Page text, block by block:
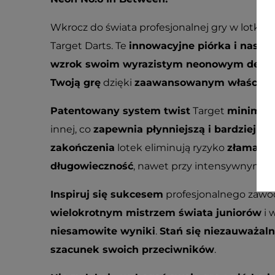
Wkrocz do świata profesjonalnej gry w lotki
Target Darts. Te innowacyjne piórka i
wzrok swoim wyrazistym neonowym
Twoją grę dzięki zaawansowanym
Patentowany system twist Target
innej, co zapewnia płynniejszą i bardziej
zakończenia lotek eliminują ryzyko
długowieczność, nawet przy intensywnym
Inspiruj się sukcesem profesjonalnego
wielokrotnym mistrzem świata juniorów i
niesamowite wyniki. Stań się
szacunek swoich przeciwników.